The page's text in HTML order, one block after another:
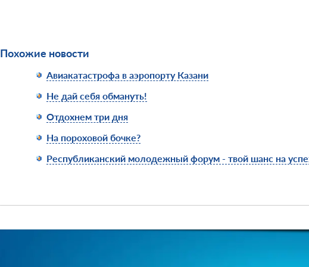
Похожие новости
Авиакатастрофа в аэропорту Казани
Не дай себя обмануть!
Отдохнем три дня
На пороховой бочке?
Республиканский молодежный форум - твой шанс на